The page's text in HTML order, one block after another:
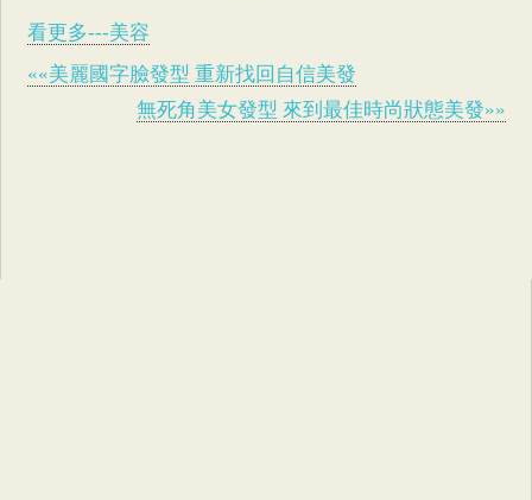
看更多---美容
««美麗國字臉發型 重新找回自信美發
無死角美女發型 來到最佳時尚狀態美發»»